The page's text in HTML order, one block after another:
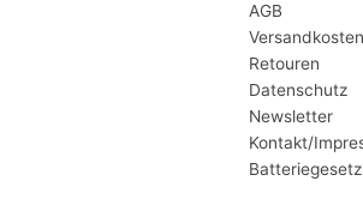
AGB
Versandkosten
Retouren
Datenschutz
Newsletter
Kontakt/
Batteriegesetz